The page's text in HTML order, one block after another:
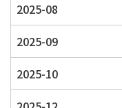
2025-08
2025-09
2025-10